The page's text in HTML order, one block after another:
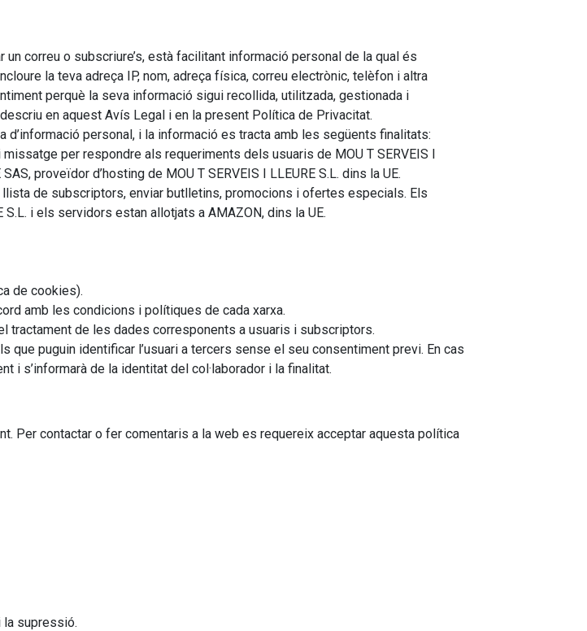
correu o subscriure’s, està facilitant informació personal de la qual és
la teva adreça IP, nom, adreça física, correu electrònic, telèfon i altra
perquè la seva informació sigui recollida, utilitzada, gestionada i
en aquest Avís Legal i en la present Política de Privacitat.
d’informació personal, i la informació es tracta amb les següents finalitats:
per respondre als requeriments dels usuaris de MOU T SERVEIS I
proveïdor d’hosting de MOU T SERVEIS I LLEURE S.L. dins la UE.
de subscriptors, enviar butlletins, promocions i ofertes especials. Els
i els servidors estan allotjats a AMAZON, dins la UE.
de cookies).
amb les condicions i polítiques de cada xarxa.
tractament de les dades corresponents a usuaris i subscriptors.
que puguin identificar l’usuari a tercers sense el seu consentiment previ. En cas
i s’informarà de la identitat del col·laborador i la finalitat.
Per contactar o fer comentaris a la web es requereix acceptar aquesta política
la supressió.